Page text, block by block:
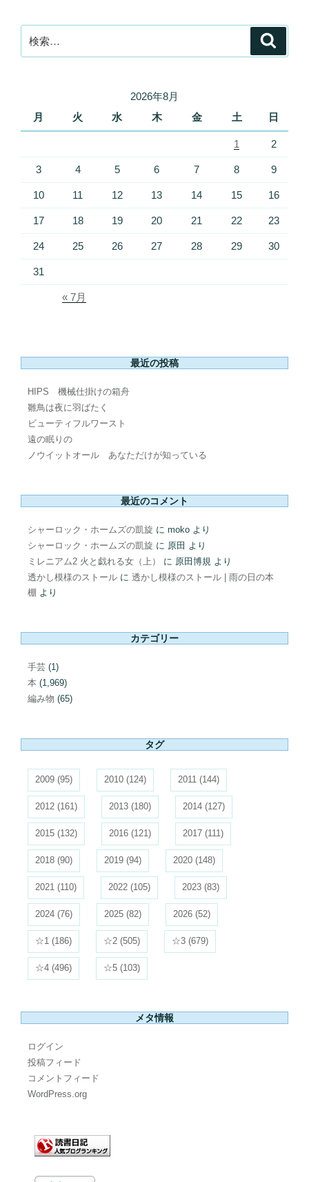
索:
2026年8月
月
火 水 木 金 土 日
1 2
3 4 5 6 7 8 9
10 11 12 13 14 15 16
17 18 19 20 21 22 23
24 25 26 27 28 29 30
31
« 7月
最近の投稿
HIPS 機械仕掛けの箱舟
雛鳥は夜に羽ばたく
ビューティフルワースト
遠の眠りの
ノウイットオール あなただけが知っている
最近のコメント
シャーロック・ホームズの凱旋 に moko より
シャーロック・ホームズの凱旋 に 原田 より
ミレニアム2 火と戯れる女（上）
に 原田博規 より
透かし模様のストール に 透かし模様のストール | 雨の日の本
棚 より
カテゴリー
手芸 (1)
本 (1,969)
編み物 (65)
タグ
2009 (95) 2010 (124) 2011 (144)
2012 (161) 2013 (180) 2014 (127)
2015 (132) 2016 (121) 2017 (111)
2018 (90) 2019 (94) 2020 (148)
2021 (110) 2022 (105) 2023 (83)
2024 (76) 2025 (82) 2026 (52)
☆1 (186) ☆2 (505) ☆3 (679)
☆4 (496) ☆5 (103)
メタ情報
ログイン
投稿フィード
コメントフィード
WordPress.org